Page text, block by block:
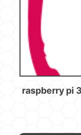
raspberry pi